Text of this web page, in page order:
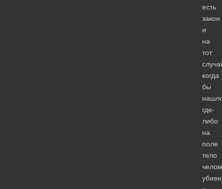
есть
закон
и
на
тот
когда
бы
где-
либо
на
поле
тело